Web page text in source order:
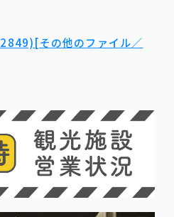
その他のファイル／